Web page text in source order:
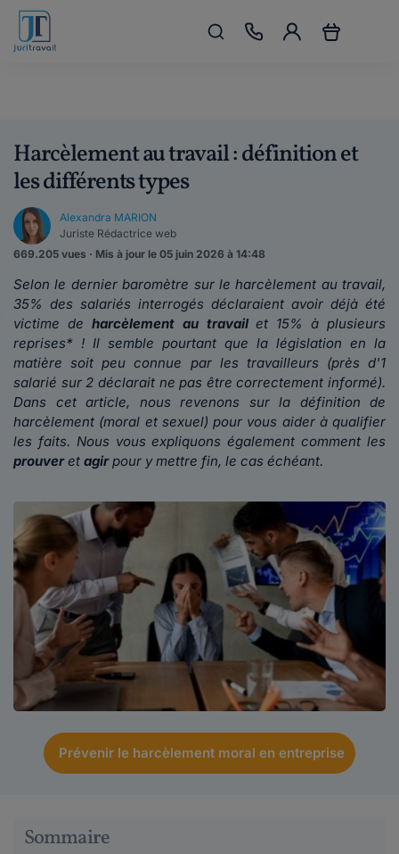
Harcèlement au travail : définition et
les différents types
Alexandra MARION
Juriste Rédactrice web
669.205 vues · Mis à jour le 05 juin 2026 à 14:48
Selon le dernier baromètre sur le harcèlement au travail,
35% des salariés interrogés déclaraient avoir déjà été
victime de harcèlement au travailet 15% à plusieurs
reprises* ! Il semble pourtant que la législation en la
matière soit peu connue par les travailleurs (près d'1
salarié sur 2 déclarait ne pas être correctement informé).
Dans cet article, nous revenons sur la définition de
harcèlement (moral et sexuel) pour vous aider à qualifier
les faits. Nous vous expliquons également comment les
prouveret agirpour y mettre fin, le cas échéant.
Prévenir le harcèlement moral en entreprise
Sommaire